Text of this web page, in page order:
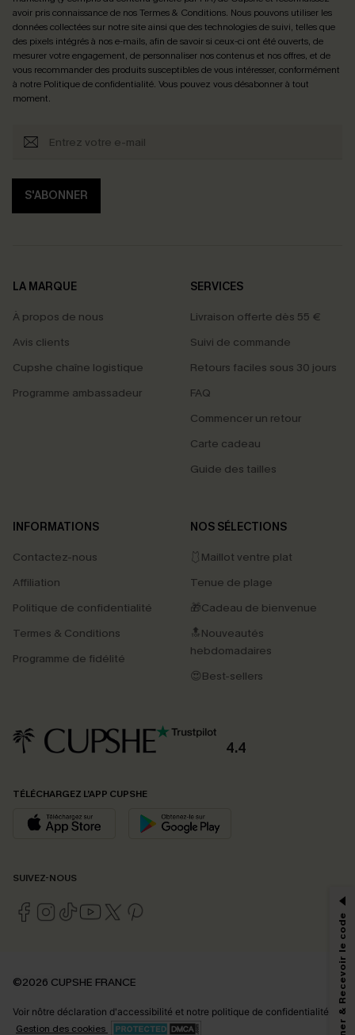
avoir pris connaissance de nosTermes & Conditions. Nous pouvons utiliser les
données collectées sur notre site ainsi que des technologies de suivi, telles que
des pixels intégrés à nos e-mails, afin de savoir si ceux-ci ont été ouverts, de
mesurer votre engagement, de personnaliser nos contenus et nos offres, et de
vous recommander des produits susceptibles de vous intéresser, conformément
à notre Politique de confidentialité. Vous pouvez vous désabonner à tout
moment.
S'ABONNER
LA MARQUE
À propos de nous
Avis clients
Cupshe chaîne logistique
Programme ambassadeur
SERVICES
Livraison offerte dès 55 €
Suivi de commande
Retours faciles sous 30 jours
FAQ
Commencer un retour
Carte cadeau
Guide des tailles
INFORMATIONS
Contactez-nous
Affiliation
Politique de confidentialité
Termes & Conditions
Programme de fidélité
NOS SÉLECTIONS
🩱Maillot ventre plat
Tenue de plage
🎁Cadeau de bienvenue
🔝Nouveautés
hebdomadaires
😍Best-sellers
4.4
TÉLÉCHARGEZ L’APP CUPSHE
SUIVEZ-NOUS
©2026 CUPSHE FRANCE
Voir nôtre déclaration d'accessibilité et notre politique de confidentialité.
Gestion des cookies
*Un code par commande, valable une seule fois.
marketing (y compris du contenu généré par l'IA) de Cupshe et
pouvons utiliser les données collectées sur notre site ainsi que des
technologies de suivi, telles que des pixels intégrés à nos e-mails, afin de
S'abonner & Recevoir le code